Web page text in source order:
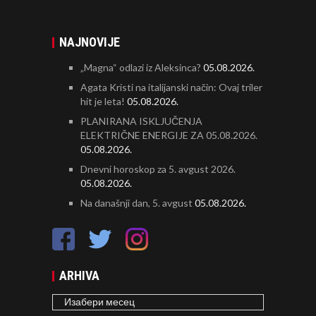
NAJNOVIJE
„Magna“ odlazi iz Aleksinca? 05.08.2026.
Agata Kristi na italijanski način: Ovaj triler
hit je leta! 05.08.2026.
PLANIRANA ISKLJUČENJA
ELEKTRIČNE ENERGIJE ZA 05.08.2026.
05.08.2026.
Dnevni horoskop za 5. avgust 2026.
05.08.2026.
Na današnji dan, 5. avgust 05.08.2026.
ARHIVA
ARHIVA